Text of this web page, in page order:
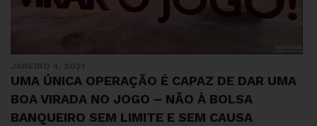
UMA ÚNICA OPERAÇÃO É CAPAZ DE DAR UMA
BOA VIRADA NO JOGO – NÃO À BOLSA
BANQUEIRO SEM LIMITE E SEM CAUSA